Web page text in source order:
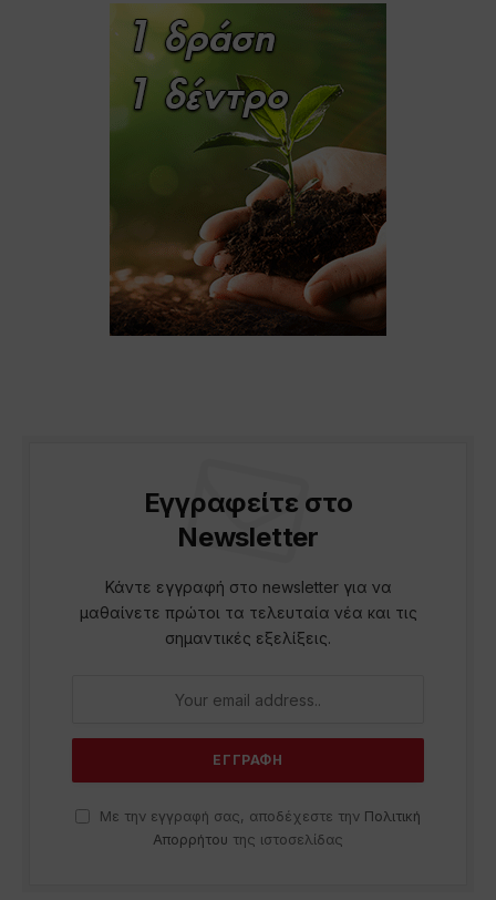
Εγγραφείτε στο
Newsletter
Κάντε εγγραφή στο newsletter για να
μαθαίνετε πρώτοι τα τελευταία νέα και τις
σημαντικές εξελίξεις.
Με την εγγραφή σας, αποδέχεστε την Πολιτική
Απορρήτου της ιστοσελίδας